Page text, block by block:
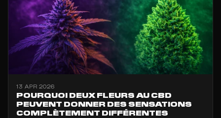
13 APR 2026
POURQUOI DEUX FLEURS AU CBD
PEUVENT DONNER DES SENSATIONS
COMPLÈTEMENT DIFFÉRENTES